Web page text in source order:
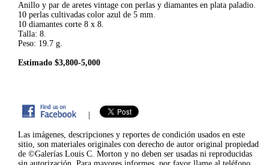
Anillo y par de aretes vintage con perlas y diamantes en plata paladio.
10 perlas cultivadas color azul de 5 mm.
10 diamantes corte 8 x 8.
Talla: 8.
Peso: 19.7 g.
Estimado $3,800-5,000
|
Las imágenes, descripciones y reportes de condición usados en este
sitio, son materiales originales con derecho de autor original propiedad
de ©Galerías Louis C. Morton y no deben ser usadas ni reproducidas